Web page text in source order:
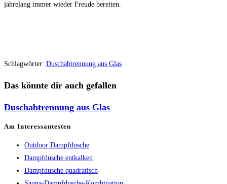
jahrelang immer wieder Freude bereiten.
Schlagwörter: Duschabtrennung aus Glas
Das könnte dir auch gefallen
Duschabtrennung aus Glas
Am Interessantesten
Outdoor Dampfdusche
Dampfdusche entkalken
Dampfdusche quadratisch